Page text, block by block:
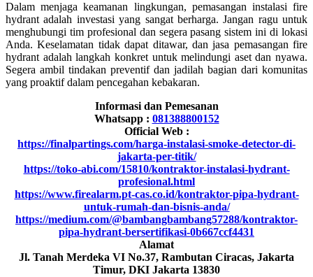
Dalam menjaga keamanan lingkungan, pemasangan instalasi fire
hydrant adalah investasi yang sangat berharga. Jangan ragu untuk
menghubungi tim profesional dan segera pasang sistem ini di lokasi
Anda. Keselamatan tidak dapat ditawar, dan jasa pemasangan fire
hydrant adalah langkah konkret untuk melindungi aset dan nyawa.
Segera ambil tindakan preventif dan jadilah bagian dari komunitas
yang proaktif dalam pencegahan kebakaran.
Informasi dan Pemesanan
Whatsapp : 081388800152
Official Web :
https://finalpartings.com/harga-instalasi-smoke-detector-di-
jakarta-per-titik/
https://toko-abi.com/15810/kontraktor-instalasi-hydrant-
profesional.html
https://www.firealarm.pt-cas.co.id/kontraktor-pipa-hydrant-
untuk-rumah-dan-bisnis-anda/
https://medium.com/@bambangbambang57288/kontraktor-
pipa-hydrant-bersertifikasi-0b667ccf4431
Alamat
Jl. Tanah Merdeka VI No.37, Rambutan Ciracas, Jakarta
Timur, DKI Jakarta 13830